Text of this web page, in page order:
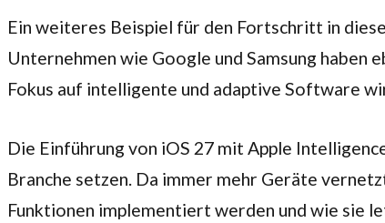
Ein weiteres Beispiel für den Fortschritt in
Unternehmen wie Google und Samsung
Fokus auf intelligente und adaptive Software
Die Einführung von iOS 27 mit Apple
Branche setzen. Da immer mehr Geräte
Funktionen implementiert werden und wie sie